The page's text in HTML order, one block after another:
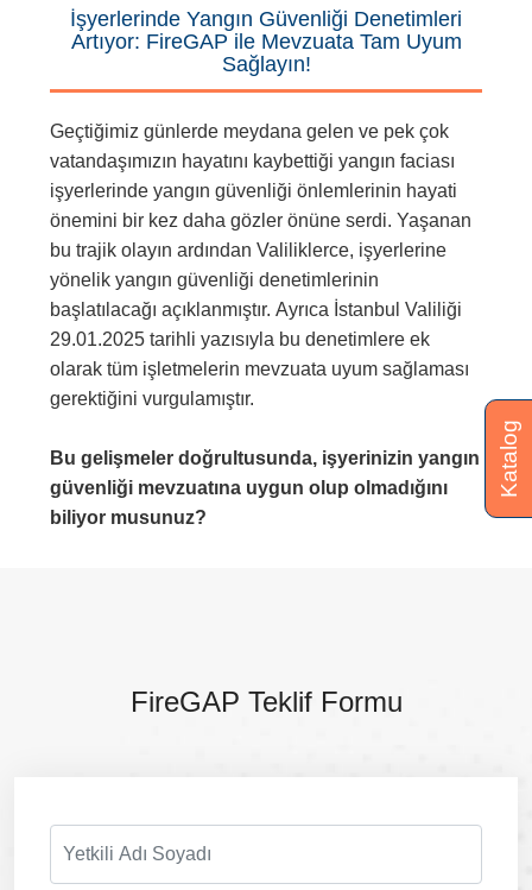
İşyerlerinde Yangın Güvenliği Denetimleri
Artıyor: FireGAP ile Mevzuata Tam Uyum
Sağlayın!
Geçtiğimiz günlerde meydana gelen ve pek çok
vatandaşımızın hayatını kaybettiği yangın faciası
işyerlerinde yangın güvenliği önlemlerinin hayati
önemini bir kez daha gözler önüne serdi. Yaşanan
bu trajik olayın ardından Valiliklerce, işyerlerine
yönelik yangın güvenliği denetimlerinin
başlatılacağı açıklanmıştır. Ayrıca İstanbul Valiliği
29.01.2025 tarihli yazısıyla bu denetimlere ek
olarak tüm işletmelerin mevzuata uyum sağlaması
gerektiğini vurgulamıştır.
Bu gelişmeler doğrultusunda, işyerinizin yangın
güvenliği mevzuatına uygun olup olmadığını
biliyor musunuz?
FireGAP Teklif Formu
Katalog